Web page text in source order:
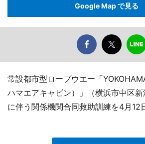
Google Map で見る
常設都市型ロープウエー「
ハマエアキャビン）」（横浜市中区
に伴う関係機関合同救助訓練を4月12